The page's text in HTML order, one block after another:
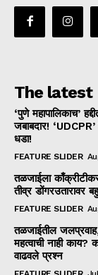
The latest
‘पुणे महापालिकाच’
जबाबदार! ‘UDCPR’
धडा!
FEATURE SLIDER
तळजाईला
तीव्र डोंगरउतारावर
FEATURE SLIDER
तळजाईतील
महत्वाची नाही
वाढवले प्रश्न